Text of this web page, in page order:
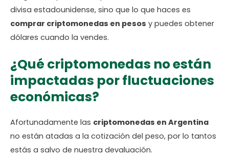
divisa estadounidense, sino que lo que haces es
comprar criptomonedas en pesos y puedes obtener
dólares cuando la vendes.
¿Qué criptomonedas no están
impactadas por fluctuaciones
económicas?
Afortunadamente las criptomonedas en Argentina
no están atadas a la cotización del peso, por lo tantos
estás a salvo de nuestra devaluación.